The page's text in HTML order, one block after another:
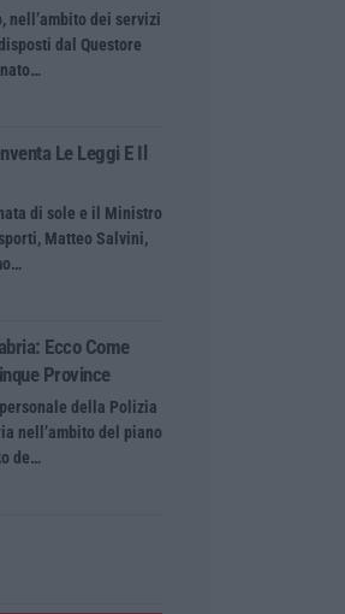
nell’ambito dei servizi
dal Questore
Le Leggi E Il
di sole e il Ministro
Matteo Salvini,
Ecco Come
Province
della Polizia
nell’ambito del piano
de…